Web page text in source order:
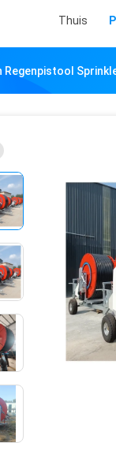
Thuis
Regenpistool